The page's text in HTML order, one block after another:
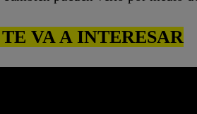
VA A INTERESAR